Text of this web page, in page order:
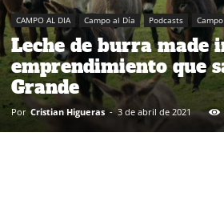
CAMPO AL DIA Campo al Día Podcasts
Leche de burra made
emprendimiento que
Grande
Por Cristian Higueras - 3 de abril de 2021